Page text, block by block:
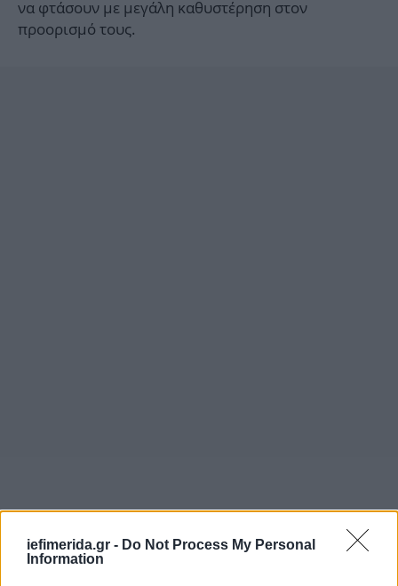
iefimerida.gr - Do Not Process My Personal
Information
να φτάσουν με μεγάλη καθυστέρηση στον
προορισμό τους.